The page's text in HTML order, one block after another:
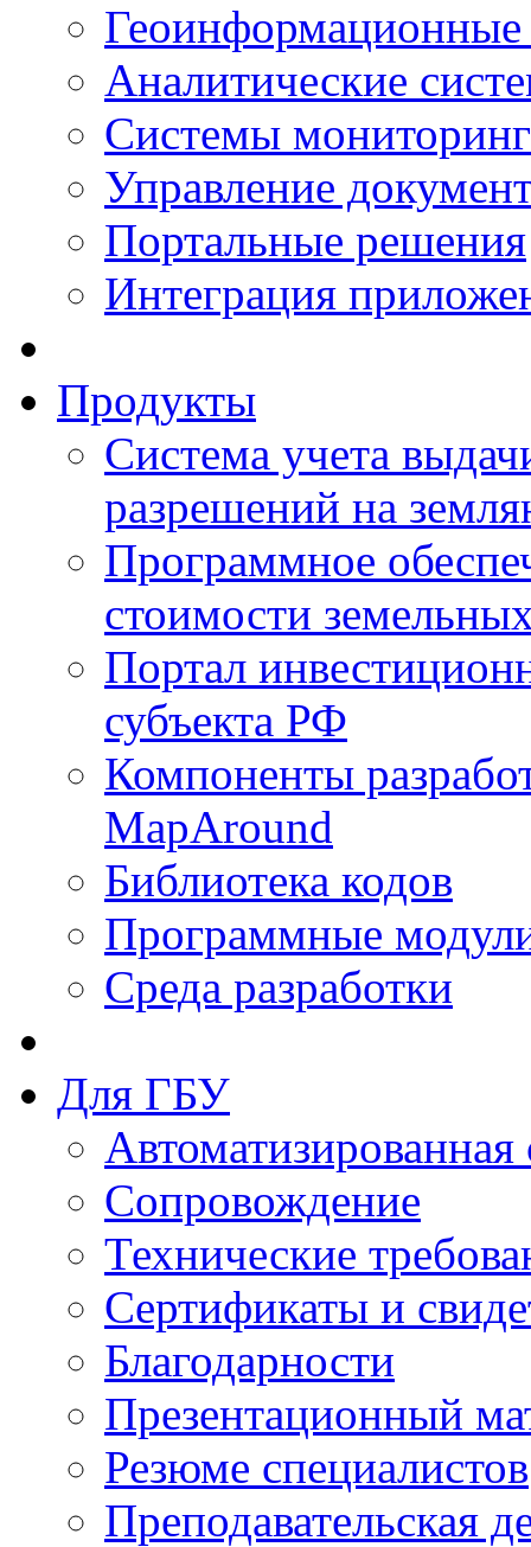
Аналитические
Системы
Управление
Портальные решения
Интеграция
Продукты
Система учета
разрешений на
Программное
стоимости
Портал
субъекта РФ
Компоненты
MapAround
Библиотека кодов
Программные
Среда разработки
Для ГБУ
Сопровождение
Технические
Сертификаты и
Благодарности
Презентационный
Резюме специалистов
Преподавательская